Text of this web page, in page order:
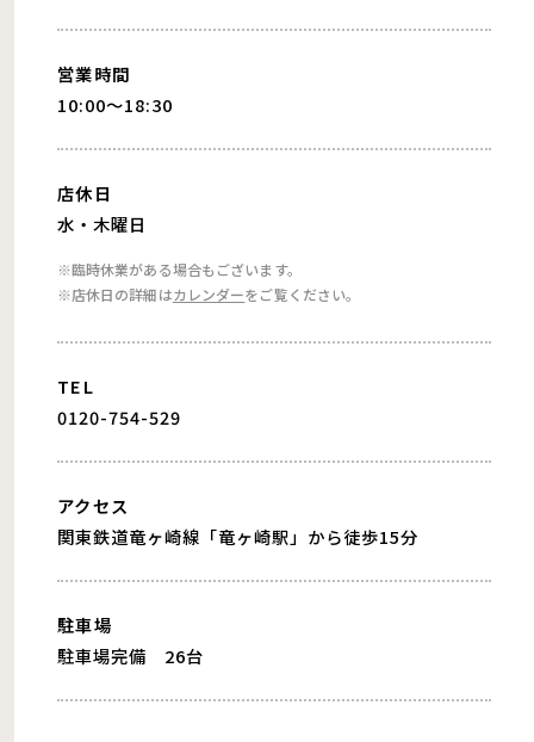
営業時間
10:00〜18:30
店休日
水・木曜日
※臨時休業がある場合もございます。
※店休日の詳細はカレンダーをご覧ください。
TEL
0120-754-529
アクセス
関東鉄道竜ヶ崎線「竜ヶ崎駅」から徒歩15分
駐車場
駐車場完備 26台